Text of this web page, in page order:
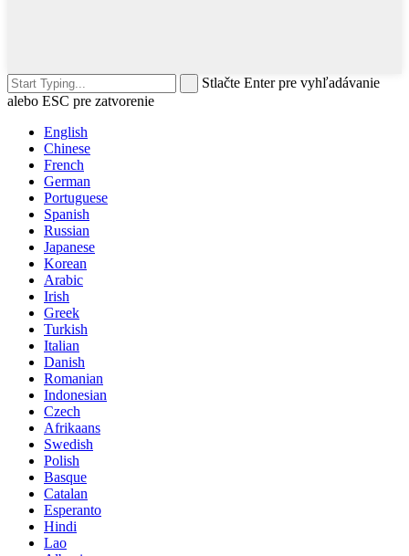
Stlačte Enter pre vyhľadávanie
alebo ESC pre zatvorenie
English
Chinese
French
German
Portuguese
Spanish
Russian
Japanese
Korean
Arabic
Irish
Greek
Turkish
Italian
Danish
Romanian
Indonesian
Czech
Afrikaans
Swedish
Polish
Basque
Catalan
Esperanto
Hindi
Lao